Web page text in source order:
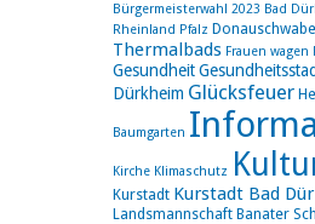
Bürgermeisterwahl 2023 Bad
Rheinland Pfalz
Thermalbads Frauen wagen
Gesundheit
Dürkheim Glücksfeuer
Baumgarten
Kirche Klimaschutz
Kurstadt Kurstadt Bad
Landsmannschaft Banater